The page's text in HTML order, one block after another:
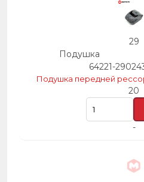
29
Подушка
64221-
Подушка передней
20
-